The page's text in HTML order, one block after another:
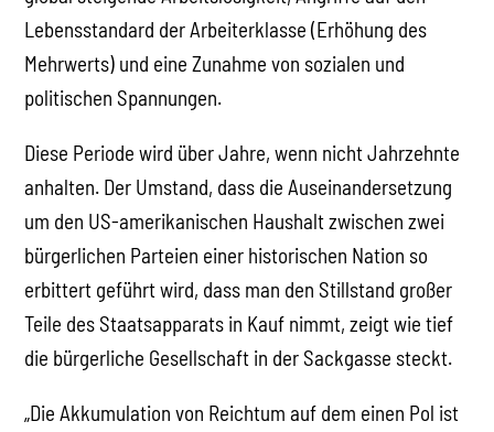
Lebensstandard der Arbeiterklasse (Erhöhung des
Mehrwerts) und eine Zunahme von sozialen und
politischen Spannungen.
Diese Periode wird über Jahre, wenn nicht Jahrzehnte
anhalten. Der Umstand, dass die Auseinandersetzung
um den US-amerikanischen Haushalt zwischen zwei
bürgerlichen Parteien einer historischen Nation so
erbittert geführt wird, dass man den Stillstand großer
Teile des Staatsapparats in Kauf nimmt, zeigt wie tief
die bürgerliche Gesellschaft in der Sackgasse steckt.
„Die Akkumulation von Reichtum auf dem einen Pol ist